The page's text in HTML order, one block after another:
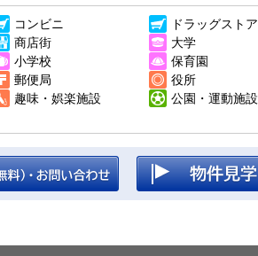
コンビニ ドラッグストア
商店街 大学
小学校 保育園
郵便局 役所
趣味・娯楽施設 公園・運動施設